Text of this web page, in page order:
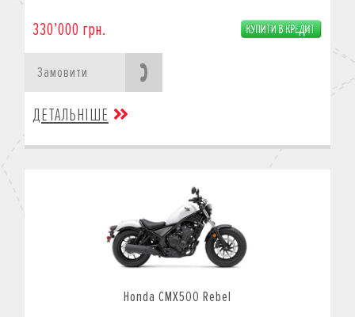
330’000 грн.
Замовити
ДЕТАЛЬНІШЕ
Honda CMX500 Rebel